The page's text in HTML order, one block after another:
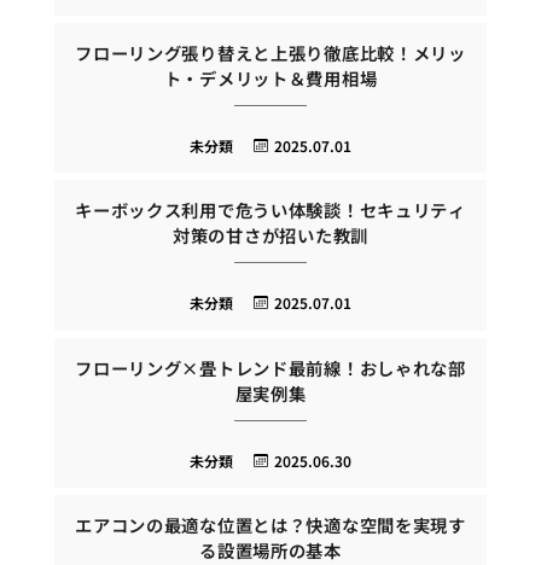
フローリング張り替えと上張り徹底比較！メリッ
ト・デメリット＆費用相場
2025.07.01
未分類
キーボックス利用で危うい体験談！セキュリティ
対策の甘さが招いた教訓
2025.07.01
未分類
フローリング×畳トレンド最前線！おしゃれな部
屋実例集
2025.06.30
未分類
エアコンの最適な位置とは？快適な空間を実現す
る設置場所の基本